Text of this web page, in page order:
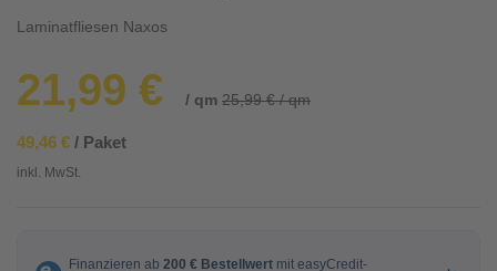
Laminatfliesen Naxos
21,99 € / qm 25,99 € / qm
49,46 € / Paket
inkl. MwSt.